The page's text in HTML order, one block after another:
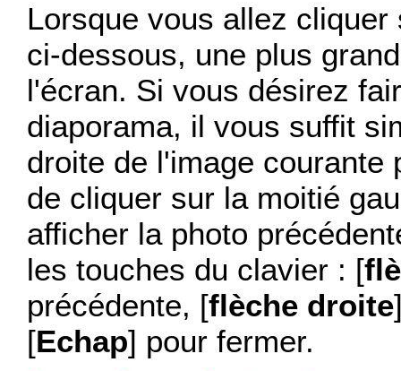
Lorsque vous allez
ci-dessous, une plus
l'écran. Si vous désirez
diaporama, il vous suffit
droite de l'image courante
de cliquer sur la moitié
afficher la photo
les touches du clavier : [
précédente, [flèche droite
[Echap] pour fermer.